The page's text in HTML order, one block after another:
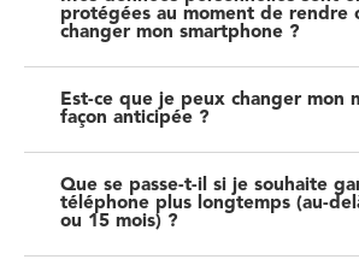
protégées au moment de rendre
changer mon smartphone ?
Est-ce que je peux changer mon
façon anticipée ?
Que se passe-t-il si je souhaite
téléphone plus longtemps (au-
ou 15 mois) ?